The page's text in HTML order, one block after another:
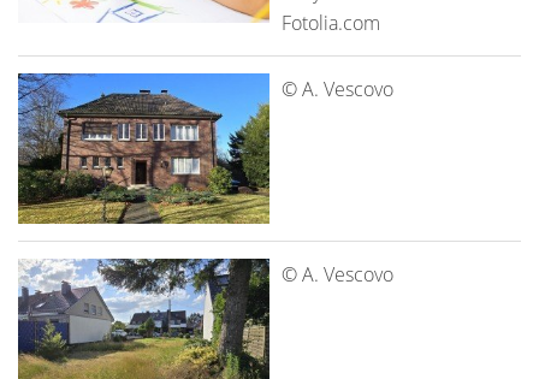
Fotolia.com
© A. Vescovo
© A. Vescovo